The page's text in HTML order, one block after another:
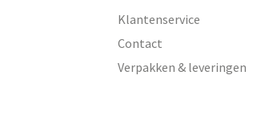
Klantenservice
Contact
Verpakken & leveringen